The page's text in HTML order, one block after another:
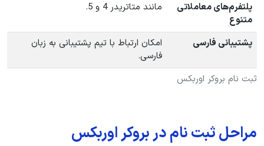
ثبت نام بروکر اوربکس
پلتفرم‌های معاملاتی
متنوع
مانند متاتریدر 4 و 5.
پشتیبانی فارسی
امکان ارتباط با تیم پشتیبانی به زبان
فارسی.
مراحل ثبت نام در بروکر اوربکس